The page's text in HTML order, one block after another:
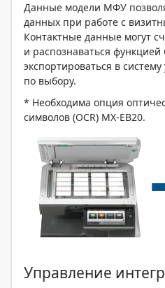
Данные модели МФУ
данных при работе с
Контактные данные могут
и распознаваться функцией
экспортироваться в
по выбору.
* Необходима опция
символов (OCR) MX-ЕВ20.
Управление